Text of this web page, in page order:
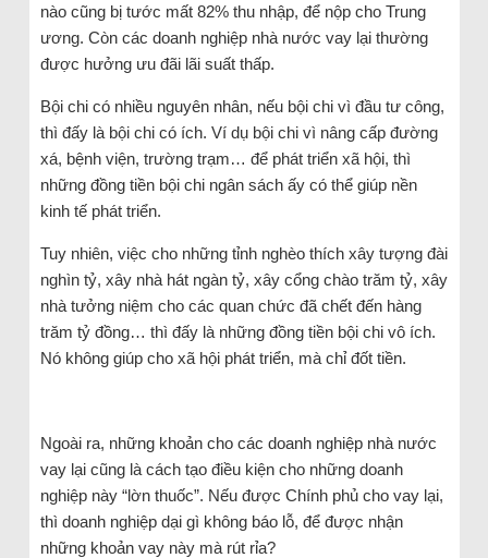
nào cũng bị tước mất 82% thu nhập, để nộp cho Trung
ương. Còn các doanh nghiệp nhà nước vay lại thường
được hưởng ưu đãi lãi suất thấp.
Bội chi có nhiều nguyên nhân, nếu bội chi vì đầu tư công,
thì đấy là bội chi có ích. Ví dụ bội chi vì nâng cấp đường
xá, bệnh viện, trường trạm… để phát triển xã hội, thì
những đồng tiền bội chi ngân sách ấy có thể giúp nền
kinh tế phát triển.
Tuy nhiên, việc cho những tỉnh nghèo thích xây tượng đài
nghìn tỷ, xây nhà hát ngàn tỷ, xây cổng chào trăm tỷ, xây
nhà tưởng niệm cho các quan chức đã chết đến hàng
trăm tỷ đồng… thì đấy là những đồng tiền bội chi vô ích.
Nó không giúp cho xã hội phát triển, mà chỉ đốt tiền.
Ngoài ra, những khoản cho các doanh nghiệp nhà nước
vay lại cũng là cách tạo điều kiện cho những doanh
nghiệp này “lờn thuốc”. Nếu được Chính phủ cho vay lại,
thì doanh nghiệp dại gì không báo lỗ, để được nhận
những khoản vay này mà rút rỉa?